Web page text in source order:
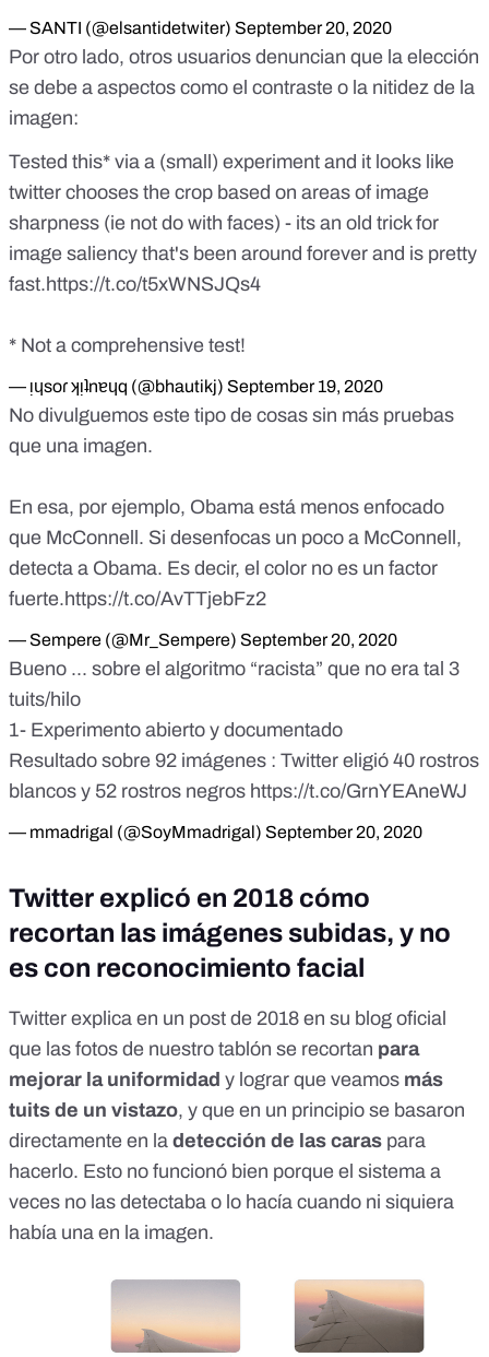
— SANTI (@elsantidetwiter) September 20, 2020
Por otro lado, otros usuarios denuncian que la elección
se debe a aspectos como el contraste o la nitidez de la
imagen:
Tested this* via a (small) experiment and it looks like
twitter chooses the crop based on areas of image
sharpness (ie not do with faces) - its an old trick for
image saliency that's been around forever and is pretty
fast.https://t.co/t5xWNSJQs4
* Not a comprehensive test!
— ᴉɥsoɾ ʞᴉʇnɐɥq (@bhautikj) September 19, 2020
No divulguemos este tipo de cosas sin más pruebas
que una imagen.
En esa, por ejemplo, Obama está menos enfocado
que McConnell. Si desenfocas un poco a McConnell,
detecta a Obama. Es decir, el color no es un factor
fuerte.https://t.co/AvTTjebFz2
— Sempere (@Mr_Sempere) September 20, 2020
Bueno ... sobre el algoritmo “racista” que no era tal 3
tuits/hilo
1- Experimento abierto y documentado
Resultado sobre 92 imágenes : Twitter eligió 40 rostros
blancos y 52 rostros negros https://t.co/GrnYEAneWJ
— mmadrigal (@SoyMmadrigal) September 20, 2020
Twitter explicó en 2018 cómo
recortan las imágenes subidas, y no
es con reconocimiento facial
Twitter explica en un post de 2018 en su blog oficial
que las fotos de nuestro tablón se recortan para
mejorar la uniformidad y lograr que veamos más
tuits de un vistazo, y que en un principio se basaron
directamente en la detección de las caras para
hacerlo. Esto no funcionó bien porque el sistema a
veces no las detectaba o lo hacía cuando ni siquiera
había una en la imagen.